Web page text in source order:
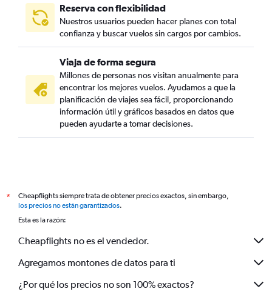
Reserva con flexibilidad
Nuestros usuarios pueden hacer planes con total
confianza y buscar vuelos sin cargos por cambios.
Viaja de forma segura
Millones de personas nos visitan anualmente para
encontrar los mejores vuelos. Ayudamos a que la
planificación de viajes sea fácil, proporcionando
información útil y gráficos basados en datos que
pueden ayudarte a tomar decisiones.
*
Cheapflights siempre trata de obtener precios exactos, sin embargo,
los precios no están garantizados.
Esta es la razón:
Cheapflights no es el vendedor.
Agregamos montones de datos para ti
¿Por qué los precios no son 100% exactos?